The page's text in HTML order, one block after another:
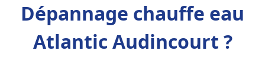
Dépannage chauffe eau
Atlantic Audincourt ?